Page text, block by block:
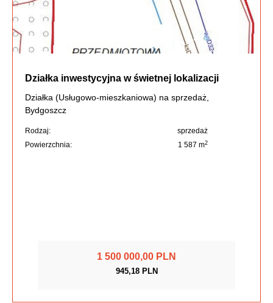
Działka inwestycyjna w świetnej lokalizacji
Działka (Usługowo-mieszkaniowa) na sprzedaż,
Bydgoszcz
Rodzaj:
sprzedaż
Powierzchnia:
1 587 m2
1 500 000,00 PLN
945,18 PLN